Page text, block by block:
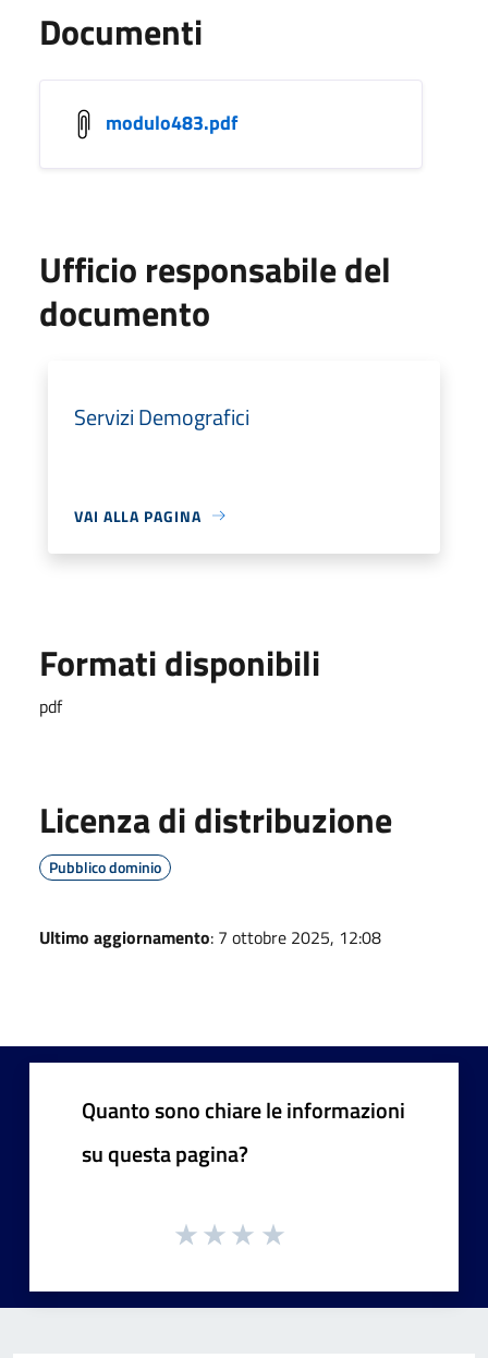
Documenti
modulo483.pdf
Ufficio responsabile del
documento
Servizi Demografici
VAI ALLA PAGINA
Formati disponibili
pdf
Licenza di distribuzione
Pubblico dominio
Ultimo aggiornamento: 7 ottobre 2025, 12:08
Quanto sono chiare le informazioni
su questa pagina?